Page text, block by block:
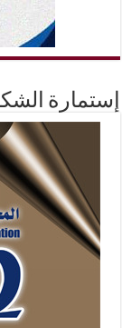
إستمارة